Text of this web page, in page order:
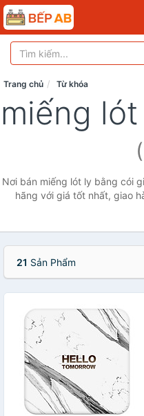
Trang chủ Từ khóa
miếng
Nơi bán miếng lót ly bằng cói
hãng với giá tốt nhất, giao
21 Sản Phẩm